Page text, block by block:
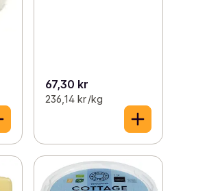
67,30 kr
236,14 kr /kg